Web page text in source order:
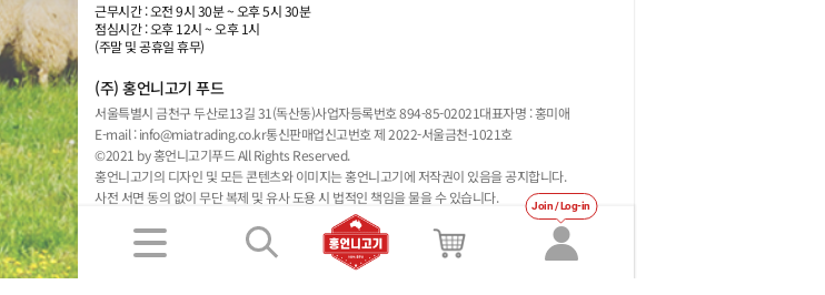
Join / Log-in
근무시간 : 오전 9시 30분 ~ 오후 5시 30분
점심시간 : 오후 12시 ~ 오후 1시
(주말 및 공휴일 휴무)
(주) 홍언니고기 푸드
서울특별시 금천구 두산로13길 31(독산동)사업자등록번호 894-85-02021대표자명 : 홍미애
E-mail : info@miatrading.co.kr통신판매업신고번호 제 2022-서울금천-1021호
©2021 by 홍언니고기푸드 All Rights Reserved.
홍언니고기의 디자인 및 모든 콘텐츠와 이미지는 홍언니고기에 저작권이 있음을 공지합니다.
사전 서면 동의 없이 무단 복제 및 유사 도용 시 법적인 책임을 물을 수 있습니다.